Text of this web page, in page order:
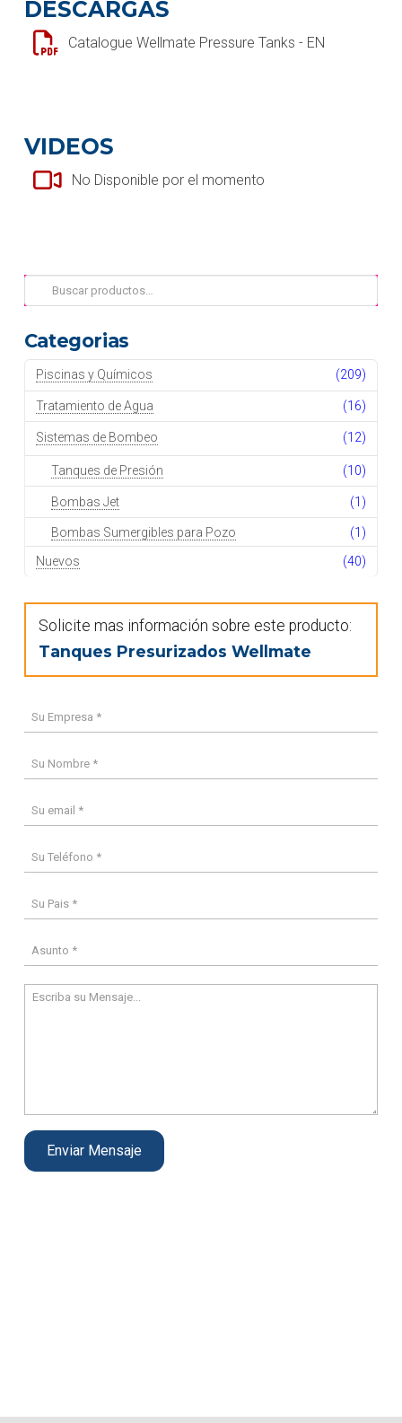
DESCARGAS
Catalogue Wellmate Pressure Tanks - EN
VIDEOS
No Disponible por el momento
Buscar
por:
Categorias
Piscinas y Químicos (209)
Tratamiento de Agua (16)
Sistemas de Bombeo (12)
Tanques de Presión (10)
Bombas Jet (1)
Bombas Sumergibles para Pozo
(1)
Nuevos
(40)
Solicite mas información sobre este producto:
Tanques Presurizados Wellmate